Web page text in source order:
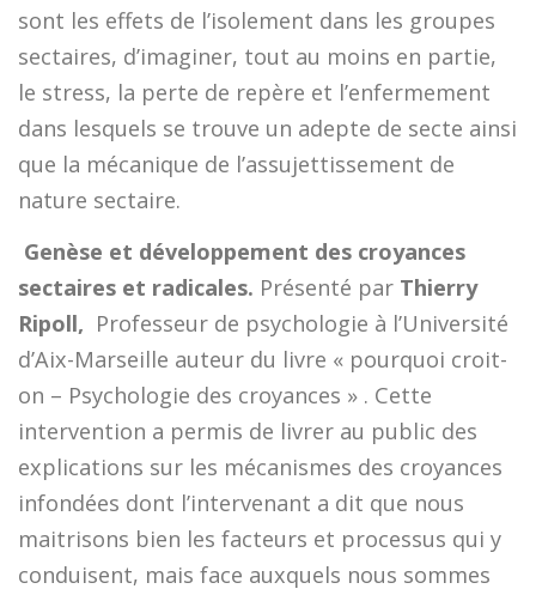
sont les effets de l’isolement dans les groupes
sectaires, d’imaginer, tout au moins en partie,
le stress, la perte de repère et l’enfermement
dans lesquels se trouve un adepte de secte ainsi
que la mécanique de l’assujettissement de
nature sectaire.
Genèse et développement des croyances
sectaires et radicales. Présenté par Thierry
Ripoll, Professeur de psychologie à l’Université
d’Aix-Marseille auteur du livre « pourquoi croit-
on – Psychologie des croyances » . Cette
intervention a permis de livrer au public des
explications sur les mécanismes des croyances
infondées dont l’intervenant a dit que nous
maitrisons bien les facteurs et processus qui y
conduisent, mais face auxquels nous sommes